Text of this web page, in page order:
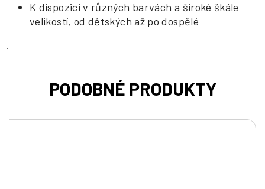
K dispozici v různých barvách a široké škále
velikostí, od dětských až po dospělé
.